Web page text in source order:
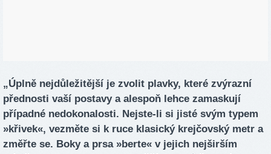
„Úplně nejdůležitější je zvolit plavky, které zvýrazní
přednosti vaší postavy a alespoň lehce zamaskují
případné nedokonalosti. Nejste-li si jisté svým typem
»křivek«, vezměte si k ruce klasický krejčovský metr a
změřte se. Boky a prsa »berte« v jejich nejširším